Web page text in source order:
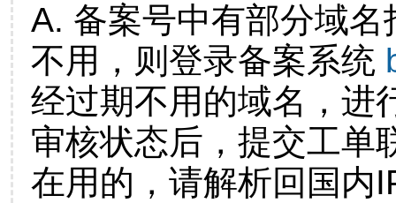
A. 备案号中有部分域
不用，则登录备案系统
经过期不用的域名，进
审核状态后，提交工单
在用的，请解析回国内